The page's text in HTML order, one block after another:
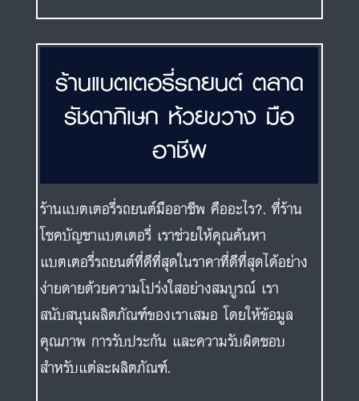
ร้านแบตเตอรี่รถยนต์ ตลาด
รัชดาภิเษก ห้วยขวาง มือ
อาชีพ
ร้านแบตเตอรี่รถยนต์มืออาชีพ คืออะไร?. ที่ร้าน
โชคบัญชาแบตเตอรี่ เราช่วยให้คุณค้นหา
แบตเตอรี่รถยนต์ที่ดีที่สุดในราคาที่ดีที่สุดได้อย่าง
ง่ายดายด้วยความโปร่งใสอย่างสมบูรณ์ เรา
สนับสนุนผลิตภัณฑ์ของเราเสมอ โดยให้ข้อมูล
คุณภาพ การรับประกัน และความรับผิดชอบ
สำหรับแต่ละผลิตภัณฑ์.